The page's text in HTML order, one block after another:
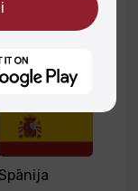
ar “Europe
Komisijas
Slovēnija